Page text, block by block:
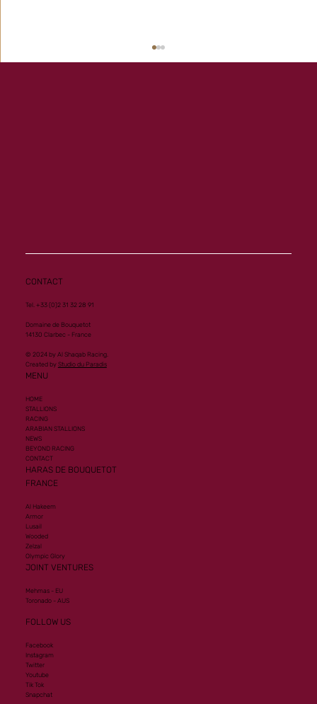
CONTACT
Tel. +33 (0)2 31 32 28 91
Domaine de Bouquetot
14130 Clarbec - France
© 2024 by Al Shaqab Racing.
Created by Studio du Paradis
MENU
HOME
STALLIONS
RACING
ARABIAN STALLIONS
NEWS
BEYOND RACING
CONTACT
HARAS DE BOUQUETOT
FRANCE
Al Hakeem
Armor
Lusail
Wooded
Zelzal
Olympic Glory
JOINT VENTURES
Mehmas - EU
Toronado - AUS
FOLLOW US
Facebook
Instagram
Twitter
Youtube
Tik Tok
Snapchat